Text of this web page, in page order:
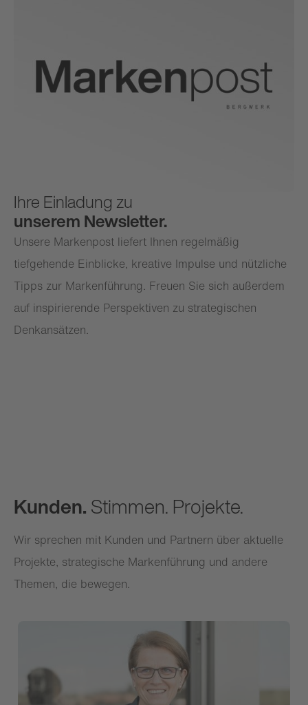
Ihre Einladung zu
unserem Newsletter.
Unsere Markenpost liefert Ihnen regelmäßig
tiefgehende Einblicke, kreative Impulse und nützliche
Tipps zur Markenführung. Freuen Sie sich außerdem
auf inspirierende Perspektiven zu strategischen
Denkansätzen.
Kunden.Stimmen. Projekte.
Wir sprechen mit Kunden und Partnern über aktuelle
Projekte, strategische Markenführung und andere
Themen, die bewegen.